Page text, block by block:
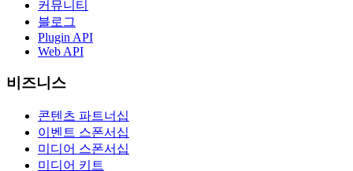
커뮤니티
블로그
Plugin API
Web API
비즈니스
콘텐츠 파트너십
이벤트 스폰서십
미디어 스폰서십
미디어 키트